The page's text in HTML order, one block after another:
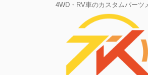
4WD・RV車のカスタムパーツ